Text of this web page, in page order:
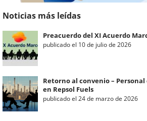
Noticias más leídas
Preacuerdo del XI Acuerdo
publicado el 10 de julio de 2026
Retorno al convenio –
en Repsol Fuels
publicado el 24 de marzo de 2026